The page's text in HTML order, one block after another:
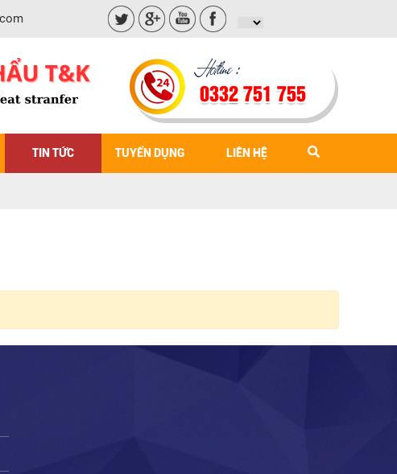
0332 751 755
TIN TỨC TUYỂN DỤNG LIÊN HỆ